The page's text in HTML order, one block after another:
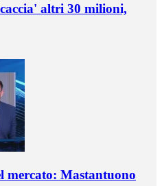
altri 30 milioni,
mercato: Mastantuono